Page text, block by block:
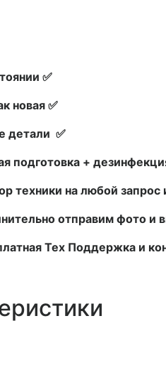
✅
новая ✅
детали ✅
подготовка +
техники на любой запрос
отправим фото и
Тех Поддержка и